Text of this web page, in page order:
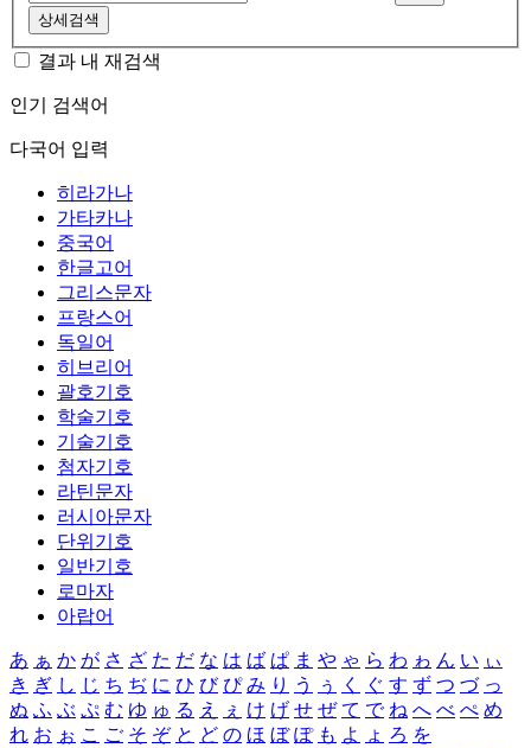
상세검색
결과 내 재검색
인기 검색어
다국어 입력
히라가나
가타카나
중국어
한글고어
그리스문자
프랑스어
독일어
히브리어
괄호기호
학술기호
기술기호
첨자기호
라틴문자
러시아문자
단위기호
일반기호
로마자
아랍어
あ ぁ か が さ ざ た だ な は ば ぱ ま や ゃ ら わ ゎ ん い ぃ
き ぎ し じ ち ぢ に ひ び ぴ み り う ぅ く ぐ す ず つ づ っ
ぬ ふ ぶ ぷ む ゆ ゅ る え ぇ け げ せ ぜ て で ね へ べ ぺ め
れ お ぉ こ ご そ ぞ と ど の ほ ぼ ぽ も よ ょ ろ を